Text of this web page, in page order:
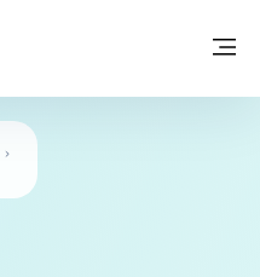
TRADE - GRUPĖS